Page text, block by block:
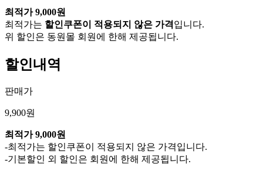
최적가 9,000원
최적가는 할인쿠폰이 적용되지 않은 가격입니다.
위 할인은 동원몰 회원에 한해 제공됩니다.
할인내역
판매가
9,900원
최적가 9,000원
-최적가는 할인쿠폰이 적용되지 않은 가격입니다.
-기본할인 외 할인은 회원에 한해 제공됩니다.